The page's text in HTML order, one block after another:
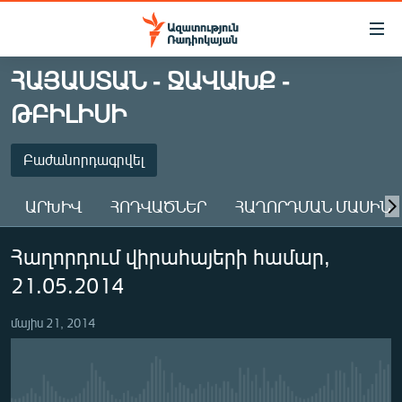
Մատչելիության
Անցնել
հիմնական
բովանդակությանը
հիմնական
մենյուին
ԱԶԱՏՈՒԹՅՈՒՆ TV
ՀԱՅԱՍՏԱՆ
ՔԱՂԱՔԱԿԱՆ
ԻՐԱՎՈՒՆՔ
ՀԱՍԱՐԱԿՈՒԹՅՈՒՆ
ՏՆՏԵՍՈՒԹՅՈՒՆ
ՂԱՐԱԲԱՂ
ՀԱՅԱՍՏԱՆ - ՋԱՎԱԽՔ -
ԹԲԻԼԻՍԻ
Բաժանորդագրվել
ԲԱԺԱՆՈՐԴԱԳՐՎԵԼ
Բաժանորդագրվել
ԱՐԽԻՎ ՀՈԴՎԱԾՆԵՐ ՀԱՂՈՐԴՄԱՆ ՄԱՍԻՆ
Հաղորդում վիրահայերի համար,
21.05.2014
մայիս 21, 2014